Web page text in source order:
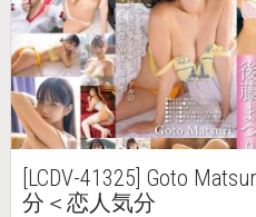
[LCDV-41325] Goto
分＜恋人気分